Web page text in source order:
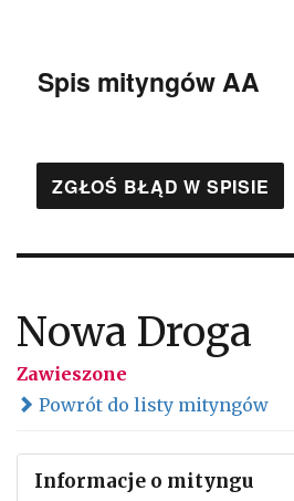
Spis mityngów AA
ZGŁOŚ BŁĄD W SPISIE
Nowa Droga
Zawieszone
Powrót do listy mityngów
Informacje o mityngu